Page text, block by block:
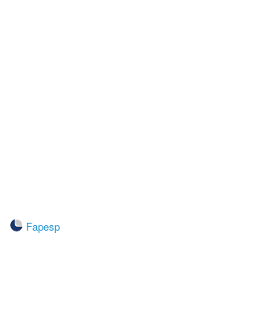
Fapesp